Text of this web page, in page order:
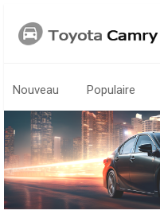
Nouveau Populaire